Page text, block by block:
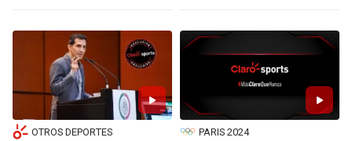
CARDINALS
RAMS
49ERS
MAVERICKS
ROCKETS
GRIZZLIES
OTROS DEPORTES PARIS 2024